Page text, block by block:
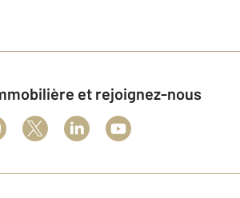
et rejoignez-nous